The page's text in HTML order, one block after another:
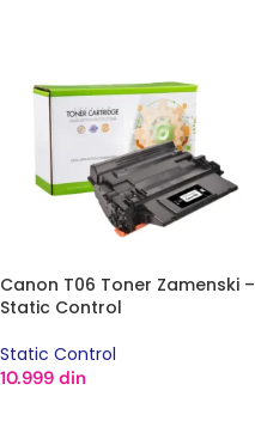
Canon T06 Toner Zamenski –
Static Control
Static Control
10.999 din